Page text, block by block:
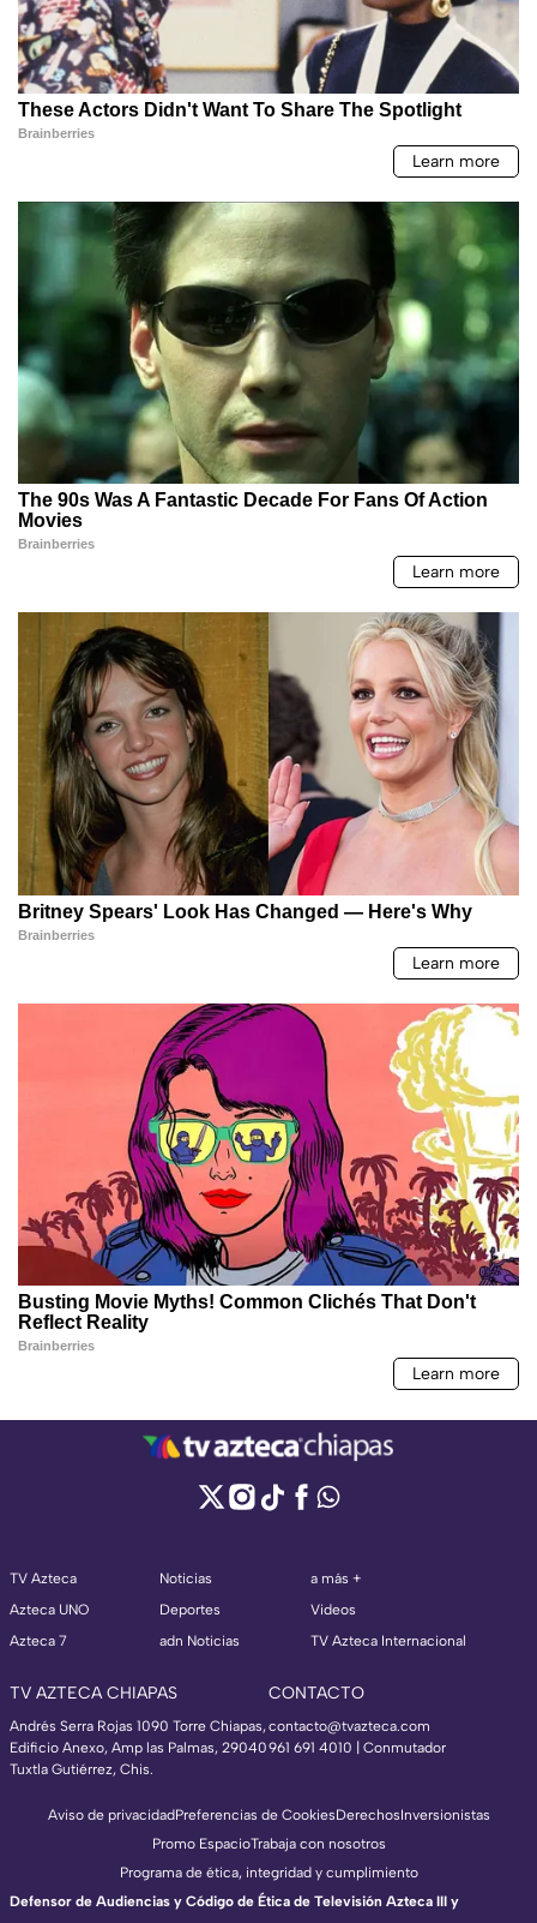
TV Azteca
Azteca UNO
Azteca 7
Noticias
Deportes
adn Noticias
a más +
Videos
TV Azteca Internacional
TV AZTECA CHIAPAS
Andrés Serra Rojas 1090 Torre Chiapas,
Edificio Anexo, Amp las Palmas, 29040
Tuxtla Gutiérrez, Chis.
CONTACTO
contacto@tvazteca.com
961 691 4010 | Conmutador
Aviso de privacidadPreferencias de CookiesDerechosInversionistas
Promo EspacioTrabaja con nosotros
Programa de ética, integridad y cumplimiento
Defensor de Audiencias y Código de Ética de Televisión Azteca III y